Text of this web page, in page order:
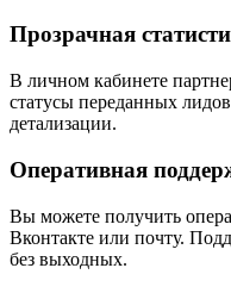
Прозрачная
В личном кабинете
статусы переданных
детализации.
Оперативная
Вы можете получить
Вконтакте или почту.
без выходных.